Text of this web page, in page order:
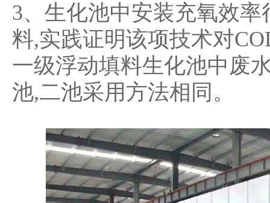
3、生化池中安装充氧效
料,实践证明该项技术对
一级浮动填料生化池中废
池,二池采用方法相同。